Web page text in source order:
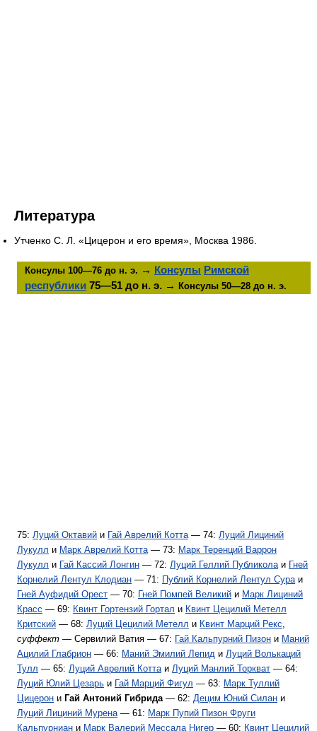
Литература
Утченко С. Л. «Цицерон и его время», Москва 1986.
Консулы 100—76 до н. э. → Консулы Римской
республики 75—51 до н. э. → Консулы 50—28 до н. э.
75: Луций Октавий и Гай Аврелий Котта — 74: Луций Лициний
Лукулл и Марк Аврелий Котта — 73: Марк Теренций Варрон
Лукулл и Гай Кассий Лонгин — 72: Луций Геллий Публикола и Гней
Корнелий Лентул Клодиан — 71: Публий Корнелий Лентул Сура и
Гней Ауфидий Орест — 70: Гней Помпей Великий и Марк Лициний
Красс — 69: Квинт Гортензий Гортал и Квинт Цецилий Метелл
Критский — 68: Луций Цецилий Метелл и Квинт Марций Рекс
суффект — Сервилий Ватия — 67: Гай Кальпурний Пизон и Маний
Ацилий Глабрион — 66: Маний Эмилий Лепид и Луций Волькаций
Тулл — 65: Луций Аврелий Котта и Луций Манлий Торкват — 64:
Луций Юлий Цезарь и Гай Марций Фигул — 63: Марк Туллий
Цицерон и Гай Антоний Гибрида — 62: Децим Юний Силан и
Луций Лициний Мурена — 61: Марк Пупий Пизон Фруги
Кальпурниан и Марк Валерий Мессала Нигер — 60: Квинт Цецилий